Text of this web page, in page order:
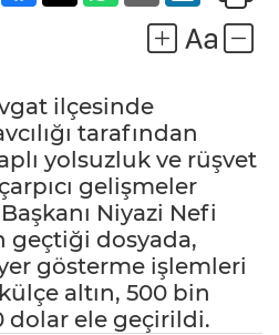
ilçesinde
tarafından
yolsuzluk ve rüşvet
gelişmeler
Niyazi Nefi
geçtiği dosyada,
gösterme işlemleri
altın, 500 bin
dolar ele geçirildi.